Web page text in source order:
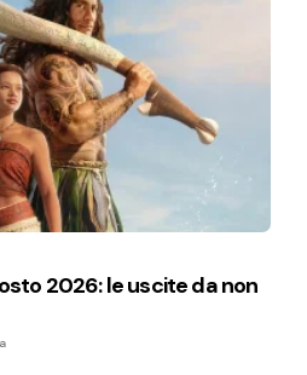
2026: le uscite da non